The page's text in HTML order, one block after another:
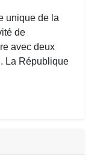
unique de la
de
avec deux
La République